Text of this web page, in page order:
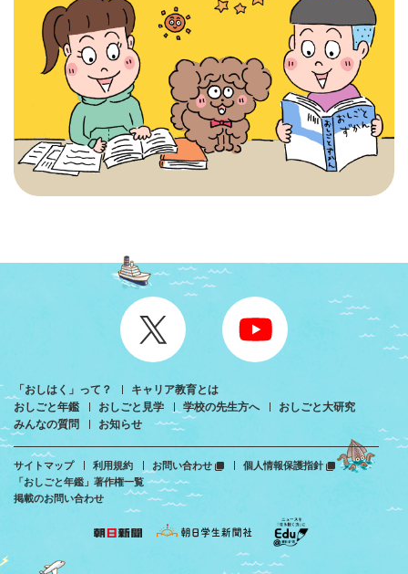
「おしはく」って？
キャリア教育とは
おしごと年鑑
おしごと見学 学校の先生方へ
おしごと大研究
みんなの質問
お知らせ
サイトマップ 利用規約 お問い合わせ
個人情報保護指針
「おしごと年鑑」著作権一覧
掲載のお問い合わせ